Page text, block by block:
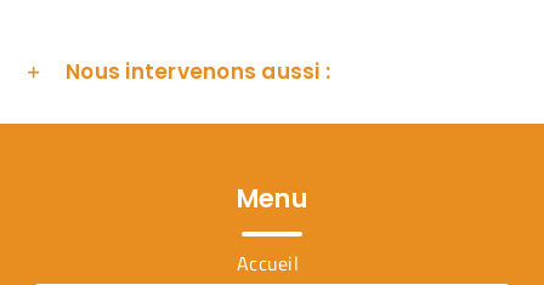
Nous intervenons aussi :
Menu
Accueil